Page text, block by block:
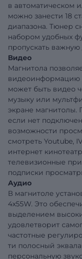
в автоматическом
можно занести 18
диапазона. Тюнер
набором удобных
пропускать
Видео
Магнитола
видеоинформацию
может быть видео
музыку или
экране магнитолы.
если нет
возможности
смотреть Youtube,
интернет
телевизионные
подписки
Аудио
В магнитоле
4x55W. Это
выделением
удовлетворит
частотные
ти полосный
персональную